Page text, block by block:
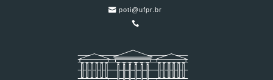
poti@ufpr.br